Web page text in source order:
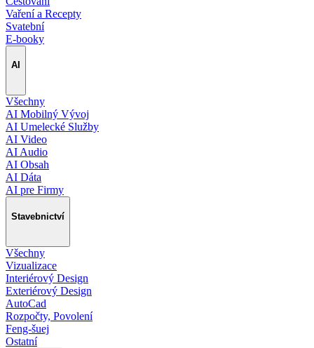
Vaření a Recepty
Svatební
E-booky
AI
Všechny
AI Mobilný Vývoj
AI Umelecké Služby
AI Video
AI Audio
AI Obsah
AI Dáta
AI pre Firmy
Stavebnictví
Všechny
Vizualizace
Interiérový Design
Exteriérový Design
AutoCad
Rozpočty, Povolení
Feng-šuej
Ostatní